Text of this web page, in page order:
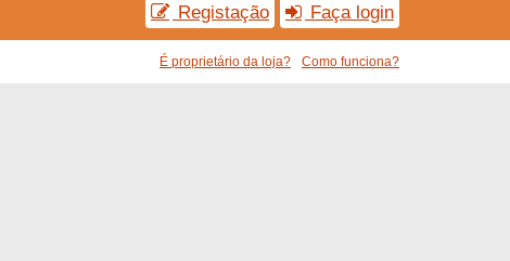
Registação Faça login
É proprietário da loja? Como funciona?